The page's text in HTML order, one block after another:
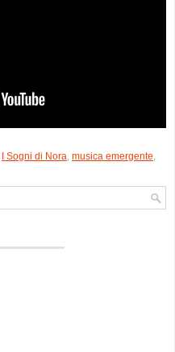
I Sogni di Nora, musica emergente,